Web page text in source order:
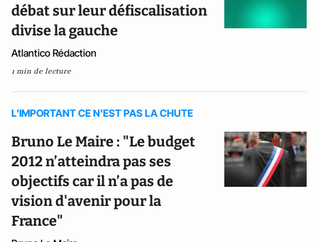
débat sur leur défiscalisation
divise la gauche
Atlantico Rédaction
1 min de lecture
L'IMPORTANT CE N'EST PAS LA CHUTE
Bruno Le Maire : "Le budget
2012 n’atteindra pas ses
objectifs car il n’a pas de
vision d'avenir pour la
France"